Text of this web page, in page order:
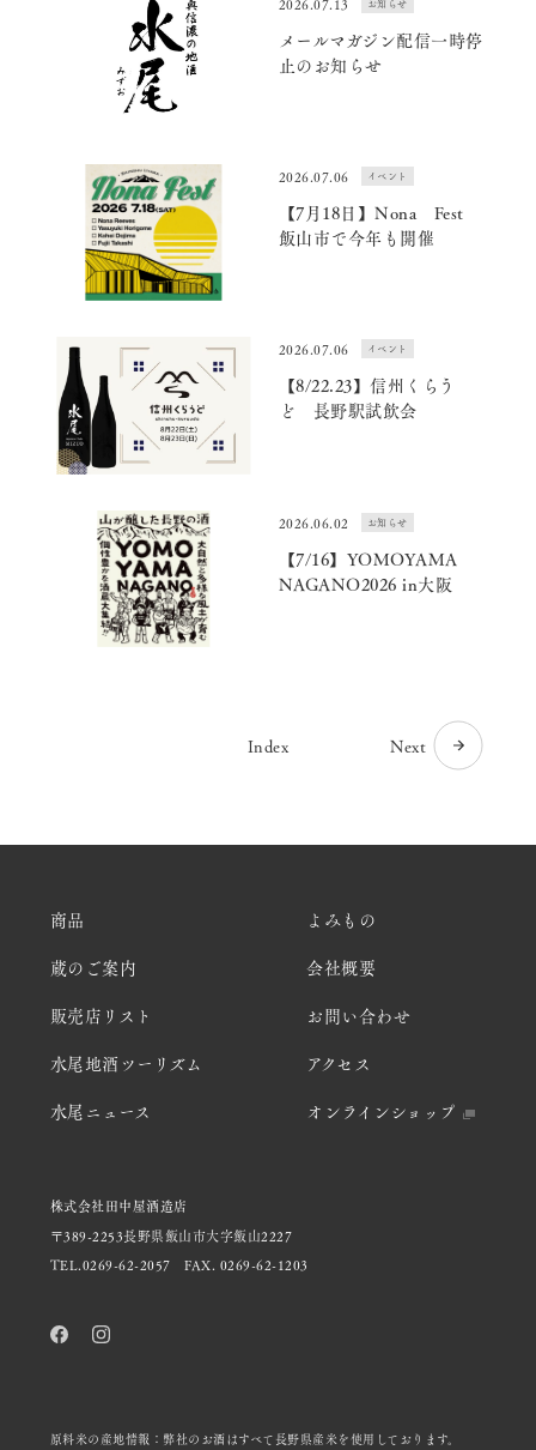
メールマガジン配信一時停
止のお知らせ
2026.07.06 イベント
【7月18日】Nona Fest
飯山市で今年も開催
2026.07.06 イベント
【8/22.23】信州くらう
ど 長野駅試飲会
2026.06.02 お知らせ
【7/16】YOMOYAMA
NAGANO2026 in大阪
Index Next
商品
蔵のご案内
販売店リスト
水尾地酒ツーリズム
水尾ニュース
よみもの
会社概要
お問い合わせ
アクセス
オンラインショップ
株式会社田中屋酒造店
〒389-2253長野県飯山市大字飯山2227
TEL.0269-62-2057
FAX. 0269-62-1203
原料米の産地情報：弊社のお酒はすべて長野県産米を使用しております。